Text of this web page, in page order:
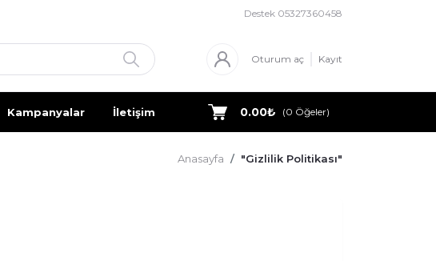
Destek 05327360458
Oturum aç Kayıt
Kampanyalar İletişim Basında Confeo Blog
0.00₺ (0 Öğeler)
Anasayfa "Gizlilik Politikası"